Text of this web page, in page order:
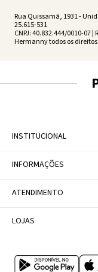
Rua Quissamã, 1931 -
25.615-531
CNPJ: 40.832.444/0010-07 |
Hermanny todos os
INSTITUCIONAL
A Marca
Trabalhe conosco
INFORMAÇÕES
Política de Privacidade
Tabela de Medidas
ATENDIMENTO
Personal Shopper
LOJAS
Multimarcas